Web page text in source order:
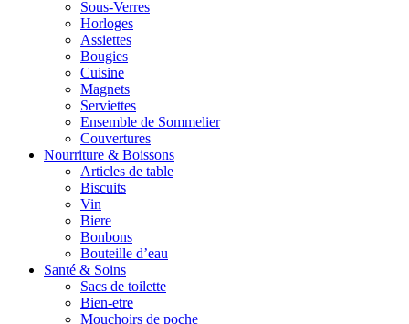
Sous-Verres
Horloges
Assiettes
Bougies
Cuisine
Magnets
Serviettes
Ensemble de Sommelier
Couvertures
Nourriture & Boissons
Articles de table
Biscuits
Vin
Biere
Bonbons
Bouteille d’eau
Santé & Soins
Sacs de toilette
Bien-etre
Mouchoirs de poche